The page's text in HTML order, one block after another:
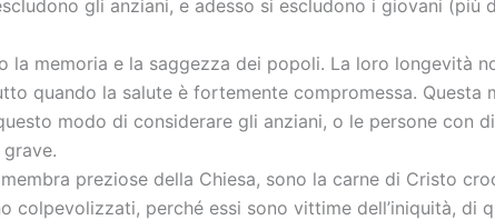
gli anziani, e adesso si escludono i giovani
la memoria e la saggezza dei popoli. La loro longevità
quando la salute è fortemente compromessa.
modo di considerare gli anziani, o le persone con
preziose della Chiesa, sono la carne di Cristo
colpevolizzati, perché essi sono vittime dell’iniquità, di